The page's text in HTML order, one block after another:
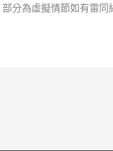
分為虛擬情節如有雷同